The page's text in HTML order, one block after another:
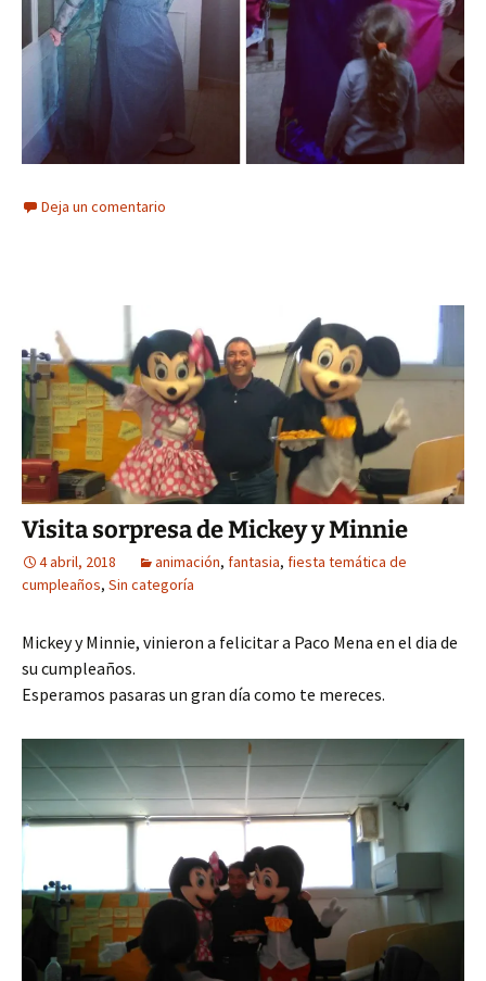
Deja un comentario
Visita sorpresa de Mickey y Minnie
4 abril, 2018 animación, fantasia, fiesta temática de
cumpleaños, Sin categoría
Mickey y Minnie, vinieron a felicitar a Paco Mena en el dia de
su cumpleaños.
Esperamos pasaras un gran día como te mereces.